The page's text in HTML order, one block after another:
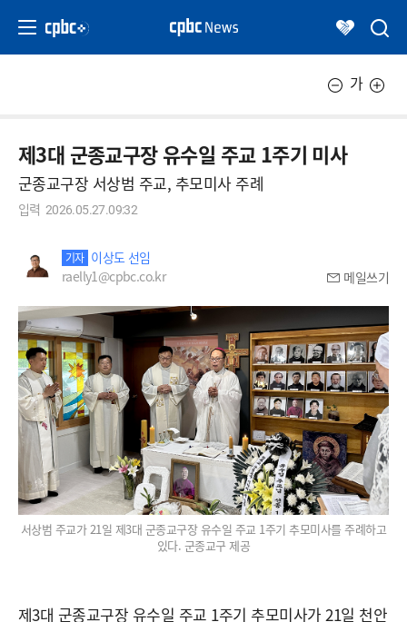
가
제3대 군종교구장 유수일 주교 1주기 미사
군종교구장 서상범 주교, 추모미사 주례
입력 2026.05.27.09:32
기자 이상도 선임
raelly1@cpbc.co.kr
메일쓰기
서상범 주교가 21일 제3대 군종교구장 유수일 주교 1주기 추모미사를 주례하고
있다. 군종교구 제공
제3대 군종교구장 유수일 주교 1주기 추모미사가 21일 천안